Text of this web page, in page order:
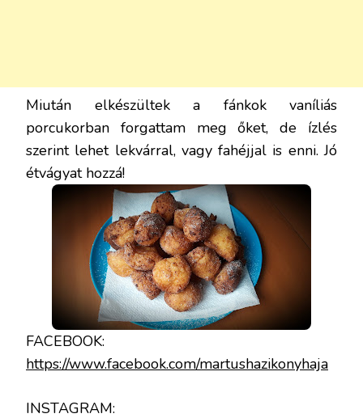
Miután elkészültek a fánkok vaníliás
porcukorban forgattam meg őket, de ízlés
szerint lehet lekvárral, vagy fahéjjal is enni. Jó
étvágyat hozzá!
FACEBOOK:
https://www.facebook.com/martushazikonyhaja
INSTAGRAM: